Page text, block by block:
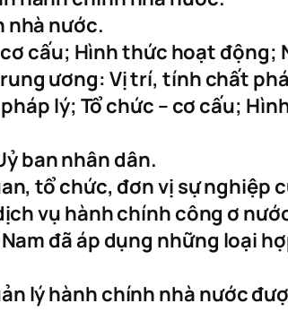
nhà nước.
cấu; Hình thức hoạt động;
ương: Vị trí, tính chất
lý; Tổ chức – cơ cấu;
ban nhân dân.
tổ chức, đơn vị sự nghiệp
vụ hành chính công ơ
đã áp dụng những loại
lý hành chính nhà nước